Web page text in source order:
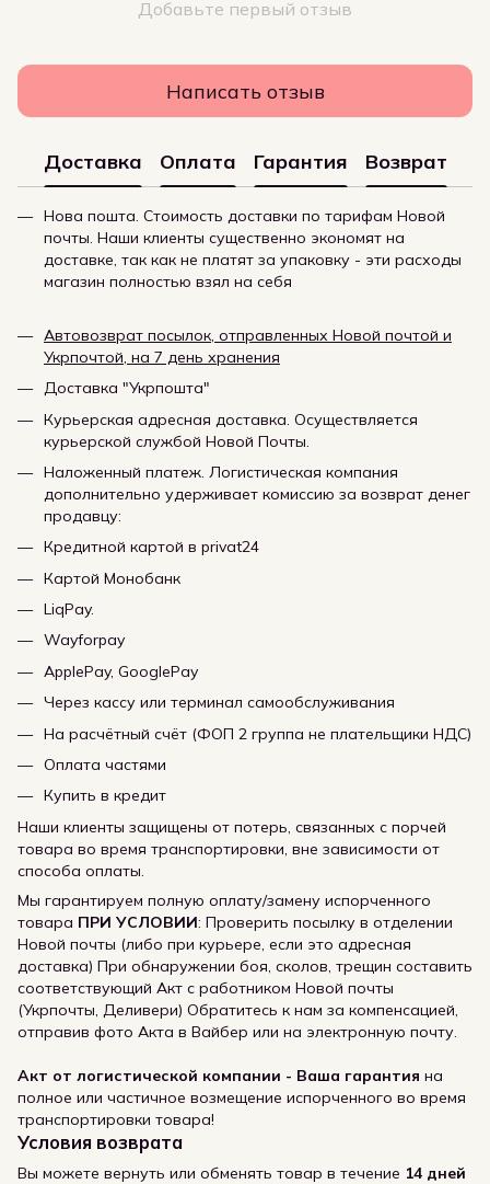
Добавьте первый отзыв
Написать отзыв
Доставка Оплата Гарантия Возврат
Нова пошта. Стоимость доставки по тарифам Новой
почты. Наши клиенты существенно экономят на
доставке, так как не платят за упаковку - эти расходы
магазин полностью взял на себя
Автовозврат посылок, отправленных Новой почтой и
Укрпочтой, на 7 день хранения
Доставка "Укрпошта"
Курьерская адресная доставка. Осуществляется
курьерской службой Новой Почты.
Наложенный платеж. Логистическая компания
дополнительно удерживает комиссию за возврат денег
продавцу:
Кредитной картой в privat24
Картой Монобанк
LiqPay.
Wayforpay
ApplePay, GooglePay
Через кассу или терминал самообслуживания
На расчётный счёт (ФОП 2 группа не плательщики НДС)
Оплата частями
Купить в кредит
Наши клиенты защищены от потерь, связанных с порчей
товара во время транспортировки, вне зависимости от
способа оплаты.
Мы гарантируем полную оплату/замену испорченного
товара ПРИ УСЛОВИИ: Проверить посылку в отделении
Новой почты (либо при курьере, если это адресная
доставка) При обнаружении боя, сколов, трещин составить
соответствующий Акт с работником Новой почты
(Укрпочты, Деливери) Обратитесь к нам за компенсацией,
отправив фото Акта в Вайбер или на электронную почту.
Акт от логистической компании - Ваша гарантия на
полное или частичное возмещение испорченного во время
транспортировки товара!
Условия возврата
Вы можете вернуть или обменять товар в течение 14 дней